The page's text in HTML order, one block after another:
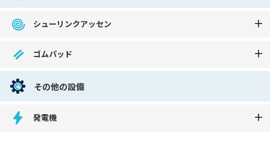
シューリンクアッセン
ゴムパッド
その他の設備
発電機